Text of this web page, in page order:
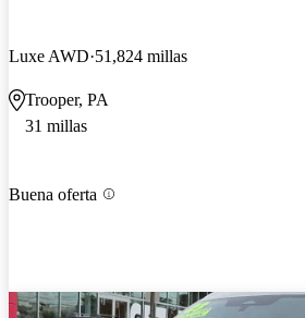
Luxe AWD 51,824 millas
Trooper, PA
31 millas
Buena oferta